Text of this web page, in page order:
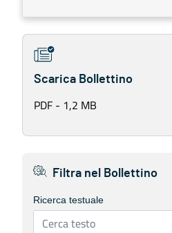
Scarica Bollettino
PDF - 1,2 MB
Filtra nel Bollettino
Ricerca testuale